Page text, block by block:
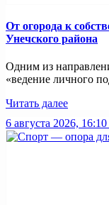
От огорода к
Унечского района
Одним из
«ведение личного
Читать далее
6 августа 2026, 16:10